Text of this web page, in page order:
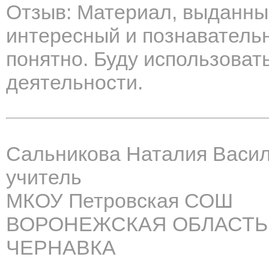
Отзыв: Материал,
интересный и
понятно. Буду
деятельности.
Сальникова Наталия
учитель
МКОУ Петровская СОШ
ВОРОНЕЖСКАЯ
ЧЕРНАВКА